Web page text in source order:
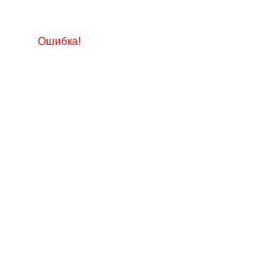
Ошибка!